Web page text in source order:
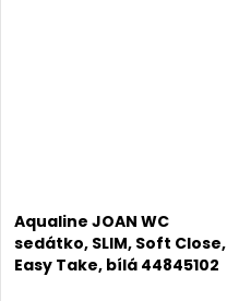
Aqualine JOAN WC
sedátko, SLIM, Soft Close,
Easy Take, bílá 44845102